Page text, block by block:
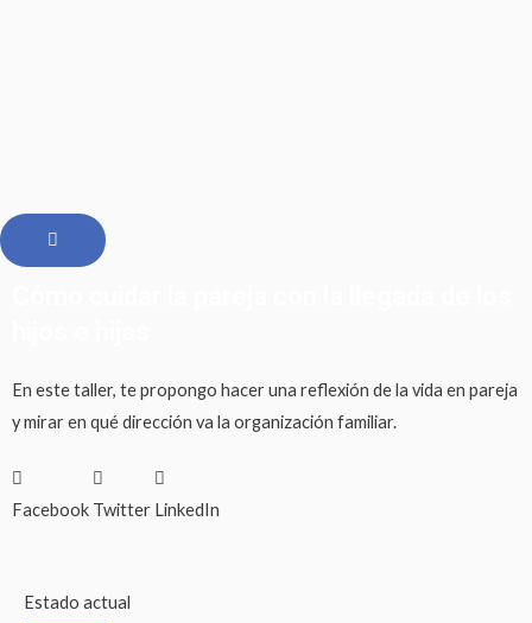
En este taller, te propongo hacer una reflexión de la vida en pareja
y mirar en qué dirección va la organización familiar.
Facebook Twitter LinkedIn
Estado actual